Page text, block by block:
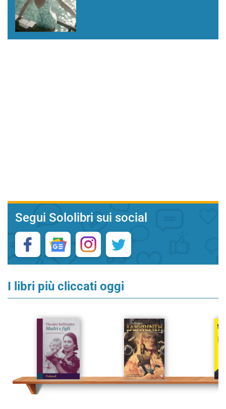
Segui Sololibri sui social
I libri più cliccati oggi